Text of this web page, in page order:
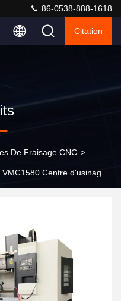
86-0538-888-1618
Citation
De Fraisage CNC >
Centre d'usinage